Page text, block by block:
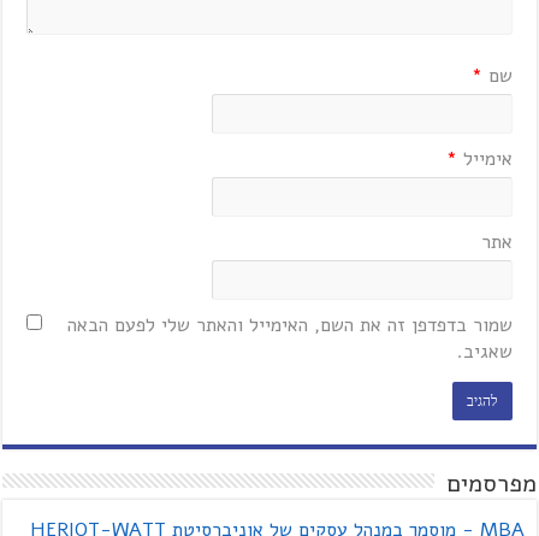
שם *
אימייל *
אתר
שמור בדפדפן זה את השם, האימייל והאתר שלי לפעם הבאה
שאגיב.
מפרסמים
MBA - מוסמך במנהל עסקים של אוניברסיטת HERIOT-WATT